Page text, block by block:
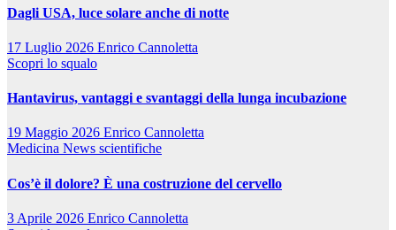
Dagli USA, luce solare anche di notte
17 Luglio 2026 Enrico Cannoletta
Scopri lo squalo
Hantavirus, vantaggi e svantaggi della lunga incubazione
19 Maggio 2026 Enrico Cannoletta
Medicina News scientifiche
Cos’è il dolore? È una costruzione del cervello
3 Aprile 2026 Enrico Cannoletta